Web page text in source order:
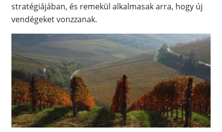
stratégiájában, és remekül alkalmasak arra, hogy új
vendégeket vonzzanak.